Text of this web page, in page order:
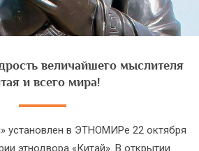
величайшего мыслителя
и всего мира!
установлен в ЭТНОМИРе 22 октября
этнодвора «Китай». В открытии